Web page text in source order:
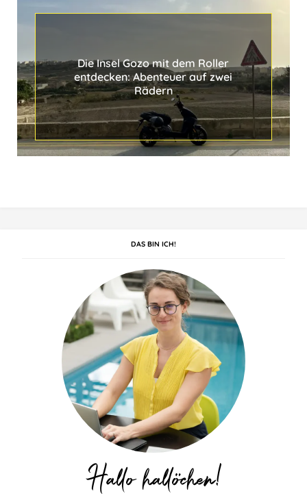
Die Insel Gozo mit dem Roller
entdecken: Abenteuer auf zwei
Rädern
DAS BIN ICH!
Hallo hallöchen!